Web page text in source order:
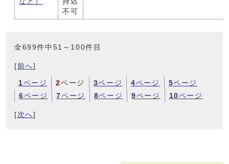
不可
全699件中51～100件目
[前へ]
1ページ 2ページ 3ページ 4ページ 5ページ
6ページ 7ページ 8ページ 9ページ 10ページ
[ 次へ]